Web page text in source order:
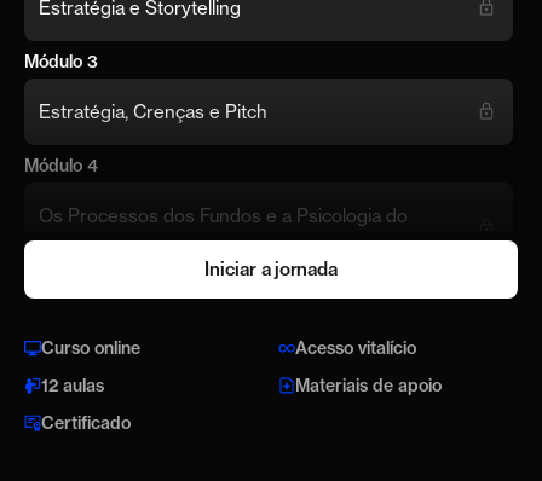
Estratégia e Storytelling
Módulo 3
Estratégia, Crenças e Pitch
Módulo 4
Os Processos dos Fundos e a Psicologia do
Investidor
Bônus
Captando Investimento Anjo
Iniciar a jornada
Curso online
Acesso vitalício
12 aulas
Materiais de apoio
Certificado